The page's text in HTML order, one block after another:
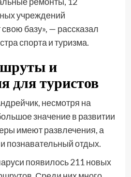
учреждений
базу», — рассказал
спорта и туризма.
и
для туристов
несмотря на
значение в развитии
имеют развлечения, а
познавательный отдых.
появилось 211 новых